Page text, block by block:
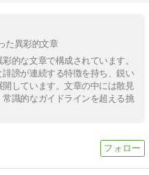
た異彩的文章
的な文章で構成されています。
謗が連続する特徴を持ち、鋭い
しています。文章の中には散見
識的なガイドラインを超える挑